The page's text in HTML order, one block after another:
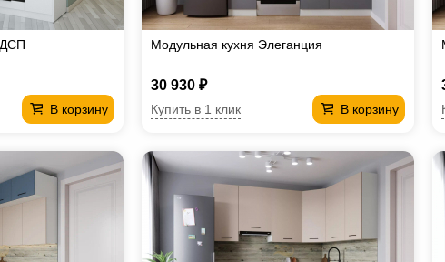
В корзину
Модульная кухня Элеганция
30 930 ₽
В корзину
Купить в 1 клик